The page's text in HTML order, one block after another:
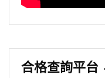
合格查詢平台